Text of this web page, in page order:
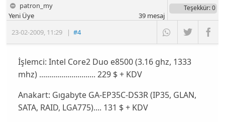
patron_my
23-02-2009, 11:29 |#4
Yeni Üye
Teşekkür: 0
39mesaj
İşlemci: Intel Core2 Duo e8500 (3.16 ghz, 1333
mhz) ............................ 229 $ + KDV
Anakart: Gıgabyte GA-EP35C-DS3R (IP35, GLAN,
SATA, RAID, LGA775).... 131 $ + KDV